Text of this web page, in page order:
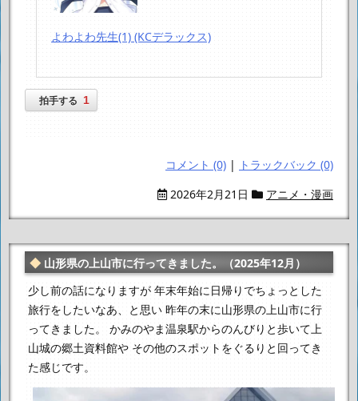
よわよわ先生(1) (KCデラックス)
拍手する 1
コメント (0) |
トラックバック (0)
2026年2月21日
アニメ・漫画
山形県の上山市に行ってきました。（2025年12月）
少し前の話になりますが 年末年始に日帰りでちょっとした
旅行をしたいなあ、と思い 昨年の末に山形県の上山市に行
ってきました。
かみのやま温泉駅からのんびりと歩いて上
山城の郷土資料館や その他のスポットをぐるりと回ってき
た感じです。